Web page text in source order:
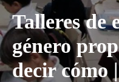
Talleres de
género
decir cómo